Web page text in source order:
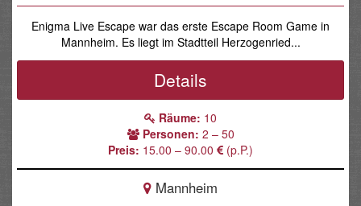
Enigma Live Escape war das erste Escape Room Game in
Mannheim. Es liegt im Stadtteil Herzogenried...
Details
Räume: 10
Personen: 2 – 50
Preis: 15.00 – 90.00 (p.P.)
Mannheim